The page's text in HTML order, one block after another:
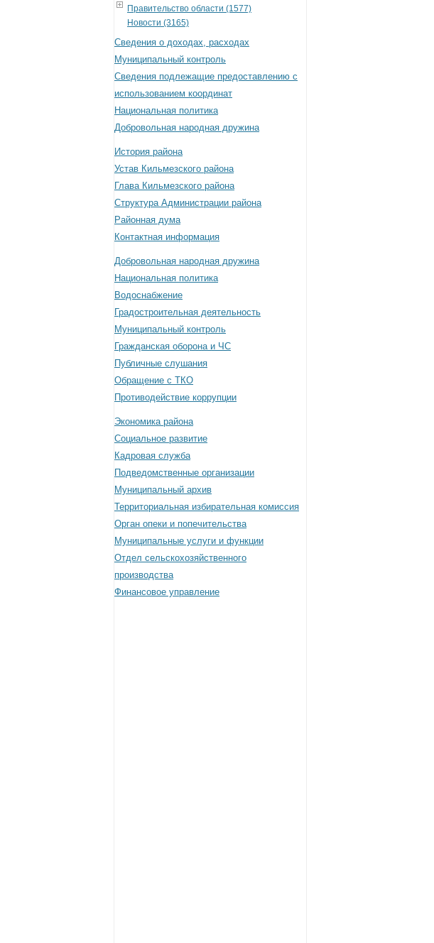
Правительство области (1577)
Новости (3165)
Сведения о доходах, расходах
Муниципальный контроль
Сведения подлежащие предоставлению с
использованием координат
Национальная политика
Добровольная народная дружина
История района
Устав Кильмезского района
Глава Кильмезского района
Структура Администрации района
Районная дума
Контактная информация
Добровольная народная дружина
Национальная политика
Водоснабжение
Градостроительная деятельность
Муниципальный контроль
Гражданская оборона и ЧС
Публичные слушания
Обращение с ТКО
Противодействие коррупции
Экономика района
Социальное развитие
Кадровая служба
Подведомственные организации
Муниципальный архив
Территориальная избирательная комиссия
Орган опеки и попечительства
Муниципальные услуги и функции
Отдел сельскохозяйственного
производства
Финансовое управление